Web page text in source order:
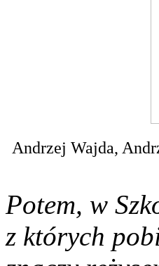
Andrzej Wajda,
Potem, w
z których